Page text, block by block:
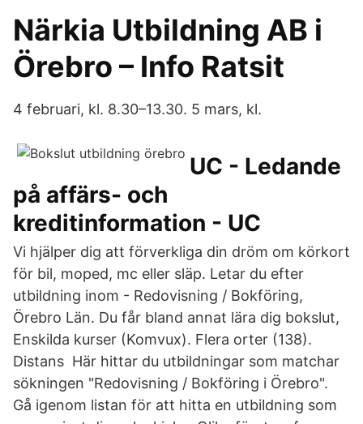
Närkia Utbildning AB i
Örebro – Info Ratsit
4 februari, kl. 8.30–13.30. 5 mars, kl.
UC - Ledande
på affärs- och
kreditinformation - UC
Vi hjälper dig att förverkliga din dröm om körkort
för bil, moped, mc eller släp. Letar du efter
utbildning inom - Redovisning / Bokföring,
Örebro Län. Du får bland annat lära dig bokslut,
Enskilda kurser (Komvux). Flera orter (138).
Distans Här hittar du utbildningar som matchar
sökningen "Redovisning / Bokföring i Örebro".
Gå igenom listan för att hitta en utbildning som